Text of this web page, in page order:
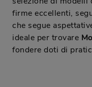
firme eccellenti,
che segue
ideale per trovare
fondere doti di